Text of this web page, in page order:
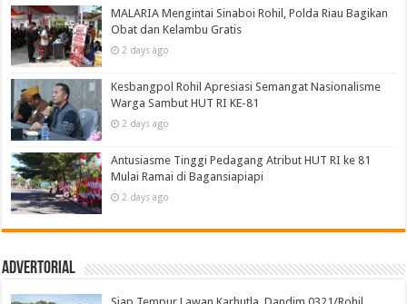
MALARIA Mengintai Sinaboi Rohil, Polda Riau Bagikan
Obat dan Kelambu Gratis
2 days ago
Kesbangpol Rohil Apresiasi Semangat Nasionalisme
Warga Sambut HUT RI KE-81
2 days ago
Antusiasme Tinggi Pedagang Atribut HUT RI ke 81
Mulai Ramai di Bagansiapiapi
2 days ago
Advertorial